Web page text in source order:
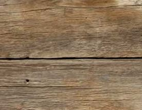
1927-551 Artillerie de Mer (Bild)